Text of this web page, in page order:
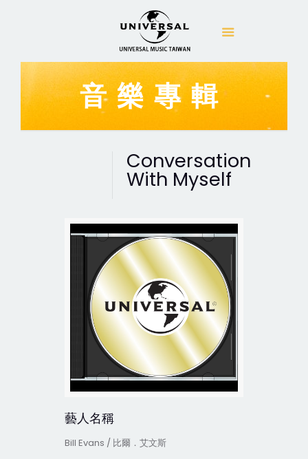
音樂專輯
Conversation
With Myself
藝人名稱
Bill Evans / 比爾．艾文斯